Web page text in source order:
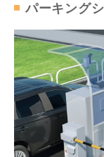
パーキング